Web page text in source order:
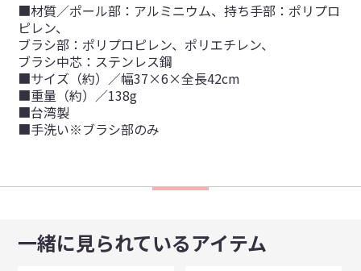
■材質／ポール部：アルミニウム、持ち手部：ポリプロ
ピレン、
ブラシ部：ポリプロピレン、ポリエチレン、
ブラシ中芯：ステンレス鋼
■サイズ（約）／幅37×6×全長42cm
■重量（約）／138g
■台湾製
■手洗い※ブラシ部のみ
一緒に見られているアイテム